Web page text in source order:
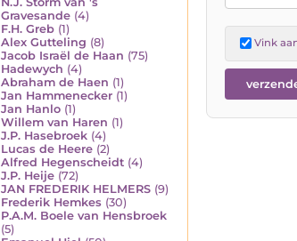
Gravesande (4)
F.H. Greb (1)
Alex Gutteling (8)
Jacob Israël de Haan (75)
Hadewych (4)
Abraham de Haen (1)
Jan Hammenecker (1)
Jan Hanlo (1)
Willem van Haren (1)
J.P. Hasebroek (4)
Lucas de Heere (2)
Alfred Hegenscheidt (4)
J.P. Heije (72)
JAN FREDERIK HELMERS (9)
Frederik Hemkes (30)
P.A.M. Boele van Hensbroek
(5)
Vink